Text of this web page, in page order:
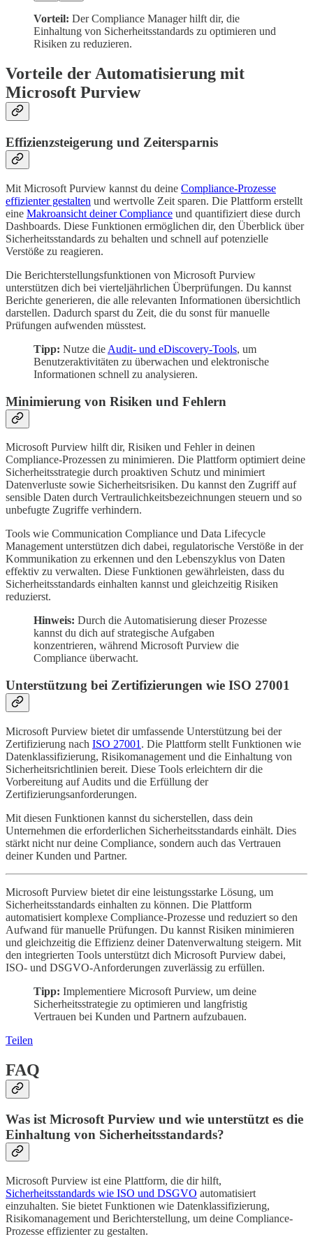
Vorteil: Der Compliance Manager hilft dir, die
Einhaltung von Sicherheitsstandards zu optimieren und
Risiken zu reduzieren.
Vorteile der Automatisierung mit
Microsoft Purview
Effizienzsteigerung und Zeitersparnis
Mit Microsoft Purview kannst du deine Compliance-Prozesse
effizienter gestalten und wertvolle Zeit sparen. Die Plattform erstellt
eine Makroansicht deiner Compliance und quantifiziert diese durch
Dashboards. Diese Funktionen ermöglichen dir, den Überblick über
Sicherheitsstandards zu behalten und schnell auf potenzielle
Verstöße zu reagieren.
Die Berichterstellungsfunktionen von Microsoft Purview
unterstützen dich bei vierteljährlichen Überprüfungen. Du kannst
Berichte generieren, die alle relevanten Informationen übersichtlich
darstellen. Dadurch sparst du Zeit, die du sonst für manuelle
Prüfungen aufwenden müsstest.
Tipp: Nutze die Audit- und eDiscovery-Tools, um
Benutzeraktivitäten zu überwachen und elektronische
Informationen schnell zu analysieren.
Minimierung von Risiken und Fehlern
Microsoft Purview hilft dir, Risiken und Fehler in deinen
Compliance-Prozessen zu minimieren. Die Plattform optimiert deine
Sicherheitsstrategie durch proaktiven Schutz und minimiert
Datenverluste sowie Sicherheitsrisiken. Du kannst den Zugriff auf
sensible Daten durch Vertraulichkeitsbezeichnungen steuern und so
unbefugte Zugriffe verhindern.
Tools wie Communication Compliance und Data Lifecycle
Management unterstützen dich dabei, regulatorische Verstöße in der
Kommunikation zu erkennen und den Lebenszyklus von Daten
effektiv zu verwalten. Diese Funktionen gewährleisten, dass du
Sicherheitsstandards einhalten kannst und gleichzeitig Risiken
reduzierst.
Hinweis: Durch die Automatisierung dieser Prozesse
kannst du dich auf strategische Aufgaben
konzentrieren, während Microsoft Purview die
Compliance überwacht.
Unterstützung bei Zertifizierungen wie ISO 27001
Microsoft Purview bietet dir umfassende Unterstützung bei der
Zertifizierung nach ISO 27001 . Die Plattform stellt Funktionen wie
Datenklassifizierung, Risikomanagement und die Einhaltung von
Sicherheitsrichtlinien bereit. Diese Tools erleichtern dir die
Vorbereitung auf Audits und die Erfüllung der
Zertifizierungsanforderungen.
Mit diesen Funktionen kannst du sicherstellen, dass dein
Unternehmen die erforderlichen Sicherheitsstandards einhält. Dies
stärkt nicht nur deine Compliance, sondern auch das Vertrauen
deiner Kunden und Partner.
Microsoft Purview bietet dir eine leistungsstarke Lösung, um
Sicherheitsstandards einhalten zu können. Die Plattform
automatisiert komplexe Compliance-Prozesse und reduziert so den
Aufwand für manuelle Prüfungen. Du kannst Risiken minimieren
und gleichzeitig die Effizienz deiner Datenverwaltung steigern. Mit
den integrierten Tools unterstützt dich Microsoft Purview dabei,
ISO- und DSGVO-Anforderungen zuverlässig zu erfüllen.
Tipp: Implementiere Microsoft Purview, um deine
Sicherheitsstrategie zu optimieren und langfristig
Vertrauen bei Kunden und Partnern aufzubauen.
Teilen
FAQ
Was ist Microsoft Purview und wie unterstützt es die
Einhaltung von Sicherheitsstandards?
Microsoft Purview ist eine Plattform, die dir hilft,
Sicherheitsstandards wie ISO und DSGVO automatisiert
einzuhalten. Sie bietet Funktionen wie Datenklassifizierung,
Risikomanagement und Berichterstellung, um deine Compliance-
Prozesse effizienter zu gestalten.